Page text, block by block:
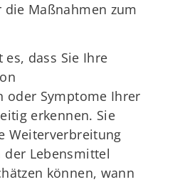
Maßnahmen zum
dass Sie Ihre
oder Symptome Ihrer
erkennen. Sie
Weiterverbreitung
Lebensmittel
können, wann